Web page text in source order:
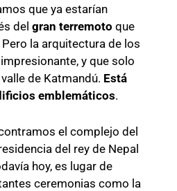
que ya estarían
del gran terremoto que
la arquitectura de los
y que solo
de Katmandú. Está
emblemáticos.
el complejo del
del rey de Nepal
hoy, es lugar de
ceremonias como la